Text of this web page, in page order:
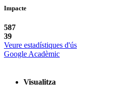
Impacte
587
39
Veure estadístiques d'ús
Google Acadèmic
Visualitza